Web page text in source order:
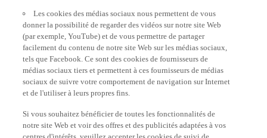
donner la possibilité de regarder des vidéos sur notre site Web
(par exemple, YouTube) et de vous permettre de partager
facilement du contenu de notre site Web sur les médias sociaux,
tels que Facebook. Ce sont des cookies de fournisseurs de
médias sociaux tiers et permettent à ces fournisseurs de médias
sociaux de suivre votre comportement de navigation sur Internet
et de l'utiliser à leurs propres fins.
notre site Web et voir des offres et des publicités adaptées à vos
centres d'intérêts, veuillez accepter les cookies de suivi de